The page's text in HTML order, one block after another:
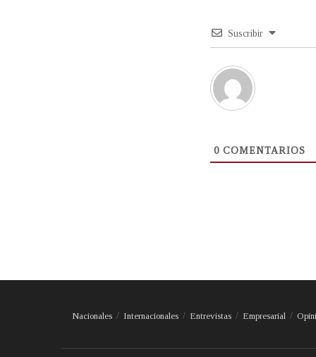
Suscribir
0 COMENTARIOS
Nacionales Internacionales Entrevistas Empresarial